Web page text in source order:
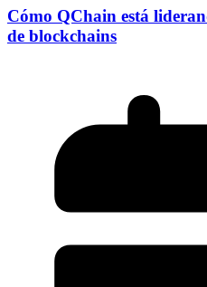
Cómo QChain está
de blockchains